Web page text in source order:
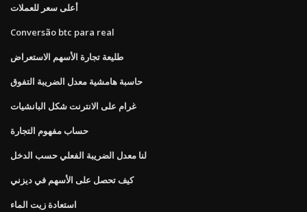
أعلى سعر للعملات
Conversão btc para real
طليعة تجارة الأسهم الاستعراض
حاسبة هامشية معدل الضريبة التفوق
غرام على الانترنت شكل البانشيات
حساب مفهوم التجارة
لنا معدل الضريبة الفعلي حسب الدخل
كيف تحصل على الأسهم في ديزني
استعادة زيت الماء